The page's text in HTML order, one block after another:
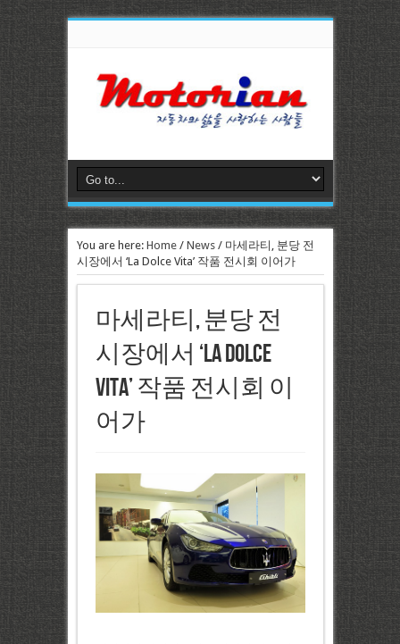
You are here: Home/ News/ 마세라티, 분당 전
시장에서 ‘La Dolce Vita’ 작품 전시회 이어가
마세라티, 분당 전
시장에서 ‘La Dolce
Vita’ 작품 전시회 이
어가